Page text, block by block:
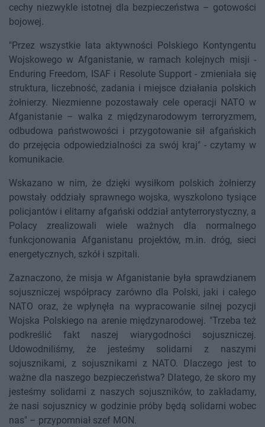
cechy niezwykle istotnej dla bezpieczeństwa – gotowości
bojowej.
"Przez wszystkie lata aktywności Polskiego Kontyngentu
Wojskowego w Afganistanie, w ramach kolejnych misji -
Enduring Freedom, ISAF i Resolute Support - zmieniała się
struktura, liczebność, zadania i miejsce działania polskich
żołnierzy. Niezmienne pozostawały cele operacji NATO w
Afganistanie – walka z międzynarodowym terroryzmem,
odbudowa państwowości i przygotowanie sił afgańskich
do przejęcia odpowiedzialności za swój kraj" - czytamy w
komunikacie.
Wskazano w nim, że dzięki wysiłkom polskich żołnierzy
powstały oddziały sprawnego wojska, wyszkolono tysiące
policjantów i elitarny afgański oddział antyterrorystyczny, a
Polacy zrealizowali wiele ważnych dla normalnego
funkcjonowania Afganistanu projektów, m.in. dróg, sieci
energetycznych, szkół i szpitali.
Zaznaczono, że misja w Afganistanie była sprawdzianem
sojuszniczej współpracy zarówno dla Polski, jaki i całego
NATO oraz, że wpłynęła na wypracowanie silnej pozycji
Wojska Polskiego na arenie międzynarodowej. "Trzeba też
podkreślić fakt naszej wiarygodności sojuszniczej.
Udowodniliśmy, że jesteśmy solidarni z naszymi
sojusznikami, z sojusznikami z NATO. Dlaczego jest to
ważne dla naszego bezpieczeństwa? Dlatego, że skoro my
jesteśmy solidarni z naszych sojuszników, to zakładamy,
że nasi sojusznicy w godzinie próby będą solidarni wobec
nas" – przypomniał szef MON.